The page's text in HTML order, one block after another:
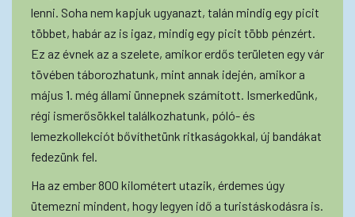
lenni. Soha nem kapjuk ugyanazt, talán mindig egy picit
többet, habár az is igaz, mindig egy picit több pénzért.
Ez az évnek az a szelete, amikor erdős területen egy vár
tövében táborozhatunk, mint annak idején, amikor a
május 1. még állami ünnepnek számított. Ismerkedünk,
régi ismerősökkel találkozhatunk, póló- és
lemezkollekciót bővíthetünk ritkaságokkal, új bandákat
fedezünk fel.
Ha az ember 800 kilométert utazik, érdemes úgy
ütemezni mindent, hogy legyen idő a turistáskodásra is.